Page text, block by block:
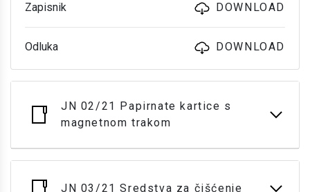
Zapisnik DOWNLOAD
Odluka DOWNLOAD
JN 02/21 Papirnate kartice s
magnetnom trakom
JN 03/21 Sredstva za čišćenje